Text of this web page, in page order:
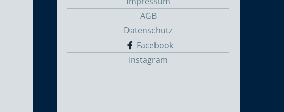
AGB
Datenschutz
Facebook
Instagram